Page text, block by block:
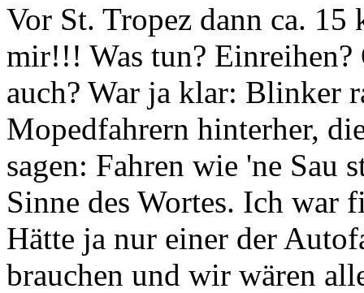
Vor St. Tropez dann ca.
mir!!! Was tun? Einreihen?
auch? War ja klar: Blinker
Mopedfahrern hinterher,
sagen: Fahren wie 'ne Sau
Sinne des Wortes. Ich war
Hätte ja nur einer der
brauchen und wir wären